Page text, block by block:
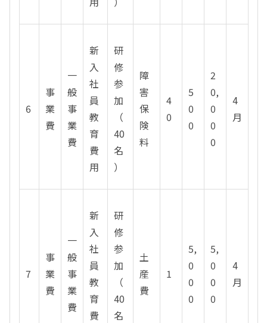
6
事
業
費
一
般
事
業
費
新
入
社
員
教
育
費
用
研
修
参
加
（
40
名
）
障
害
保
険
料
4
0
5
0
0
2
0,
0
0
0
4
月
7
事
業
費
一
般
事
業
費
新
入
社
員
教
育
費
研
修
参
加
（
40
名
土
産
費
1
5,
0
0
0
5,
0
0
0
4
月